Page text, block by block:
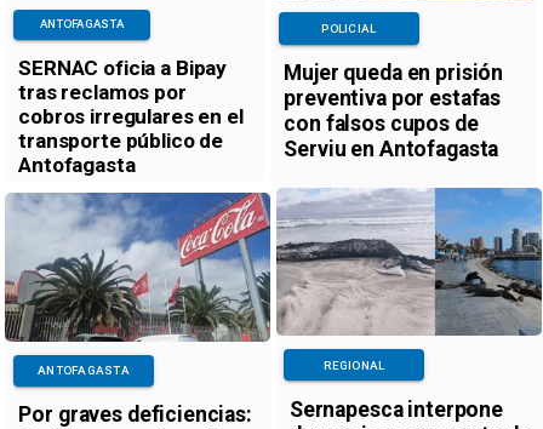
SERNAC oficia a Bipay
tras reclamos por
cobros irregulares en el
transporte público de
Antofagasta
ANTOFAGASTA
Mujer queda en prisión
preventiva por estafas
con falsos cupos de
Serviu en Antofagasta
POLICIAL
Por graves deficiencias:
ANTOFAGASTA
Sernapesca interpone
REGIONAL